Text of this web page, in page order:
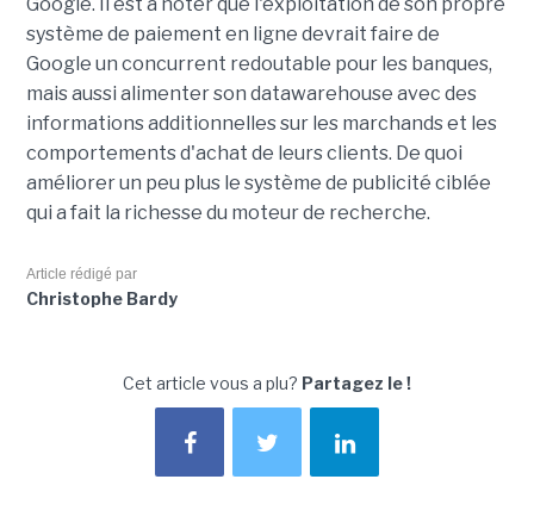
système de paiement en ligne devrait faire de
Google un concurrent redoutable pour les banques,
mais aussi alimenter son datawarehouse avec des
informations additionnelles sur les marchands et les
comportements d'achat de leurs clients. De quoi
améliorer un peu plus le système de publicité ciblée
qui a fait la richesse du moteur de recherche.
Article rédigé par
Christophe Bardy
Cet article vous a plu? Partagez le !